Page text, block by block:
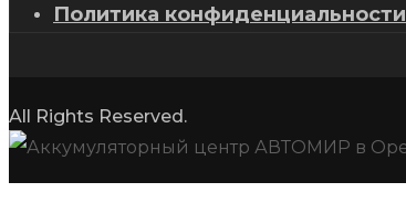
Политика конфиденциальности
All Rights Reserved.